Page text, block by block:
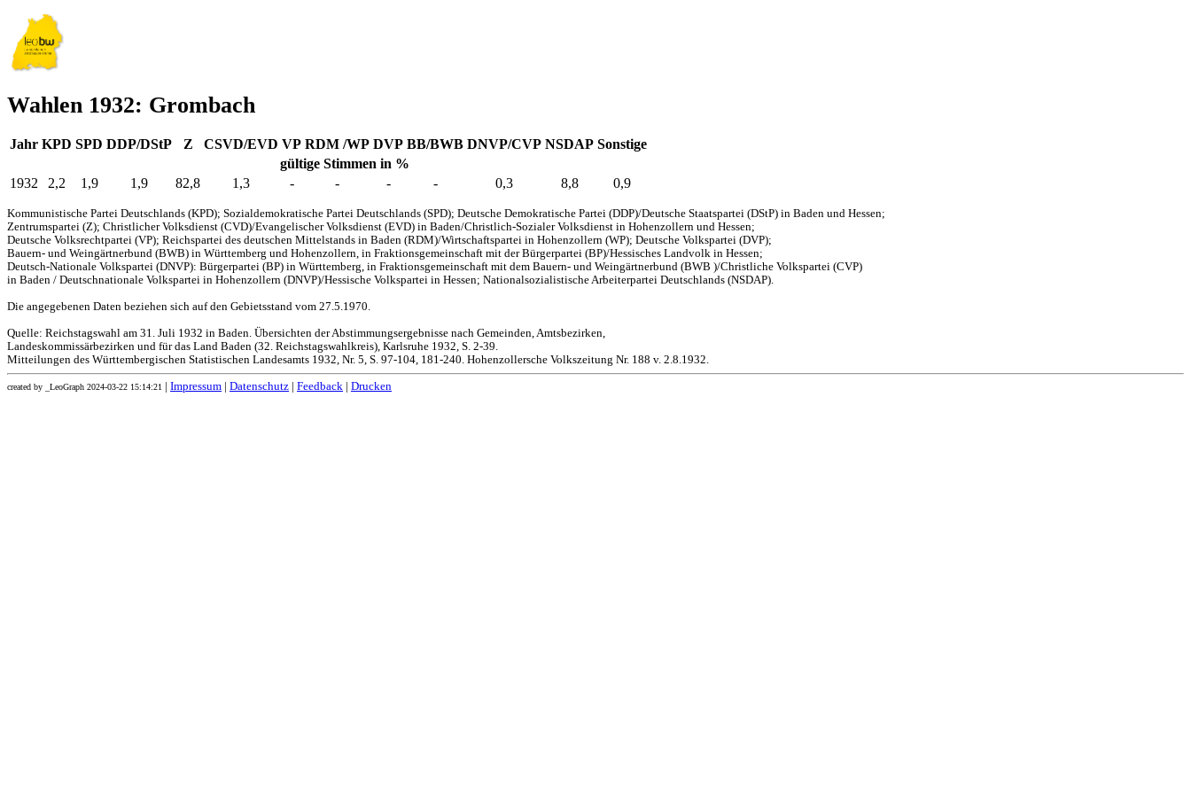
Wahlen 1932: Grombach
Jahr KPD SPD DDP/DStP Z CSVD/EVD VP RDM /WP DVP BB/BWB DNVP/CVP NSDAP Sonstige
gültige Stimmen in %
1932
2,2 1,9 1,9 82,8 1,3 - - - - 0,3 8,8 0,9
Kommunistische Partei Deutschlands (KPD); Sozialdemokratische Partei Deutschlands (SPD); Deutsche Demokratische Partei (DDP)/Deutsche Staatspartei (DStP) in Baden und Hessen;
Zentrumspartei (Z); Christlicher Volksdienst (CVD)/Evangelischer Volksdienst (EVD) in Baden/Christlich-Sozialer Volksdienst in Hohenzollern und Hessen;
Deutsche Volksrechtpartei (VP); Reichspartei des deutschen Mittelstands in Baden (RDM)/Wirtschaftspartei in Hohenzollern (WP); Deutsche Volkspartei (DVP);
Bauern- und Weingärtnerbund (BWB) in Württemberg und Hohenzollern, in Fraktionsgemeinschaft mit der Bürgerpartei (BP)/Hessisches Landvolk in Hessen;
Deutsch-Nationale Volkspartei (DNVP): Bürgerpartei (BP) in Württemberg, in Fraktionsgemeinschaft mit dem Bauern- und Weingärtnerbund (BWB )/Christliche Volkspartei (CVP)
in Baden / Deutschnationale Volkspartei in Hohenzollern (DNVP)/Hessische Volkspartei in Hessen; Nationalsozialistische Arbeiterpartei Deutschlands (NSDAP).
Die angegebenen Daten beziehen sich auf den Gebietsstand vom 27.5.1970.
Quelle: Reichstagswahl am 31. Juli 1932 in Baden. Übersichten der Abstimmungsergebnisse nach Gemeinden, Amtsbezirken,
Landeskommissärbezirken und für das Land Baden (32. Reichstagswahlkreis), Karlsruhe 1932, S. 2-39.
Mitteilungen des Württembergischen Statistischen Landesamts 1932, Nr. 5, S. 97-104, 181-240. Hohenzollersche Volkszeitung Nr. 188 v. 2.8.1932.
created by _LeoGraph 2024-03-22 15:14:21 Impressum Datenschutz Feedback Drucken